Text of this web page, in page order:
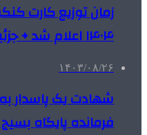
زمان توزیع کارت
۱۴۰۴ اعلام شد + جزئیات و زمان برگزاری
۱۴۰۳/۰۸/۲۶
شهادت یک پاسدار
فرمانده پایگاه